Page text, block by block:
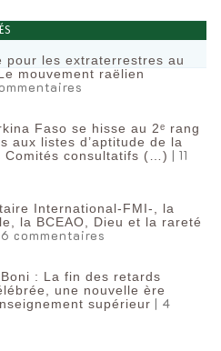
pour les extraterrestres au
mouvement raëlien
Faso se hisse au 2ᵉ rang
aux listes d’aptitude de la
Comités consultatifs (…) | 11
International-FMI-, la
la BCEAO, Dieu et la rareté
commentaires
: La fin des retards
une nouvelle ère
supérieur | 4